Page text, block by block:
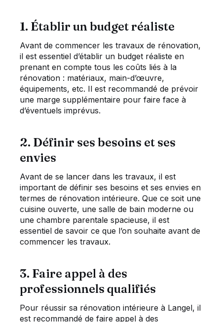
1. Établir un budget réaliste
Avant de commencer les travaux de rénovation,
il est essentiel d’établir un budget réaliste en
prenant en compte tous les coûts liés à la
rénovation : matériaux, main-d’œuvre,
équipements, etc. Il est recommandé de prévoir
une marge supplémentaire pour faire face à
d’éventuels imprévus.
2. Définir ses besoins et ses
envies
Avant de se lancer dans les travaux, il est
important de définir ses besoins et ses envies en
termes de rénovation intérieure. Que ce soit une
cuisine ouverte, une salle de bain moderne ou
une chambre parentale spacieuse, il est
essentiel de savoir ce que l’on souhaite avant de
commencer les travaux.
3. Faire appel à des
professionnels qualifiés
Pour réussir sa rénovation intérieure à Langel, il
est recommandé de faire appel à des